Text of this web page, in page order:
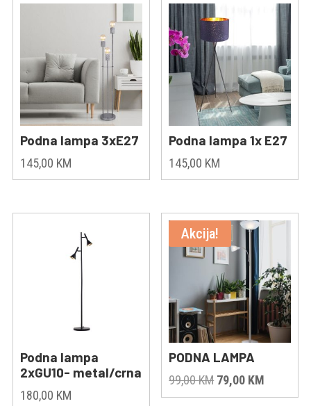
Podna lampa 3xE27
145,00 KM
Podna lampa 1x E27
145,00 KM
Podna lampa
2xGU10- metal/crna
180,00 KM
Akcija!
PODNA LAMPA
99,00KM Original
price
79,00 KM
price